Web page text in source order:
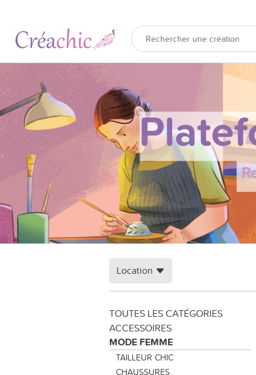
Location
TOUTES LES CATÉGORIES
ACCESSOIRES
MODE FEMME
TAILLEUR CHIC
CHAUSSURES